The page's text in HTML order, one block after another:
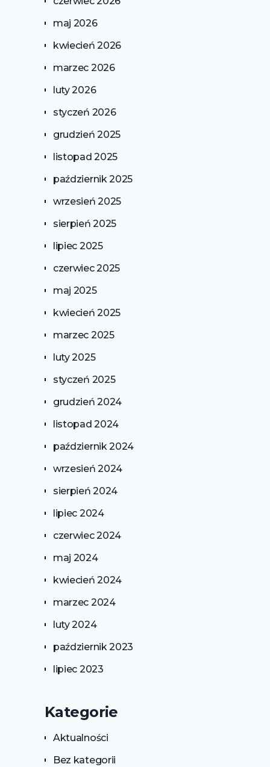
maj 2026
kwiecień 2026
marzec 2026
luty 2026
styczeń 2026
grudzień 2025
listopad 2025
październik 2025
wrzesień 2025
sierpień 2025
lipiec 2025
czerwiec 2025
maj 2025
kwiecień 2025
marzec 2025
luty 2025
styczeń 2025
grudzień 2024
listopad 2024
październik 2024
wrzesień 2024
sierpień 2024
lipiec 2024
czerwiec 2024
maj 2024
kwiecień 2024
marzec 2024
luty 2024
październik 2023
lipiec 2023
Kategorie
Aktualności
Bez kategorii